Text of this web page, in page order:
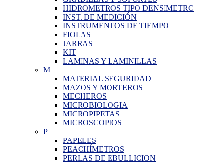
HIDROMETROS TIPO DENSIMETRO
INST. DE MEDICIÓN
INSTRUMENTOS DE TIEMPO
FIOLAS
JARRAS
KIT
LAMINAS Y LAMINILLAS
M
MATERIAL SEGURIDAD
MAZOS Y MORTEROS
MECHEROS
MICROBIOLOGIA
MICROPIPETAS
MICROSCOPIOS
P
PAPELES
PEACHÍMETROS
PERLAS DE EBULLICION